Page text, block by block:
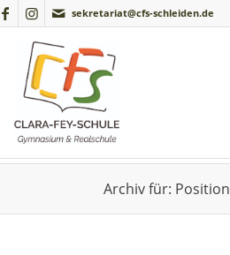
sekretariat@cfs-schleiden.de
Archiv für: Position